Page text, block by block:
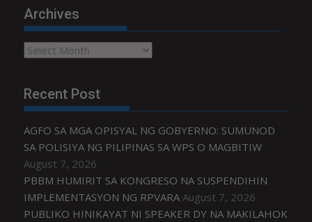
Archives
Archives
Recent Post
AGFO SA MGA OPISYAL NG GOBYERNO: SUMUNOD
SA POLISIYA NG PILIPINAS SA WPS O MAGBITIW
August 7, 2026
PBBM HUMIRIT SA KONGRESO NA SUSPENDIHIN
IMPLEMENTASYON NG RPVARA August 7, 2026
PUBLIKO HINIKAYAT NI SPEAKER DY NA MAKILAHOK